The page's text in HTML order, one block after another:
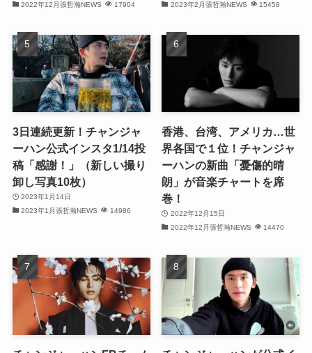
(32)
(29)
(32)
(32)
(29)
(31)
(32)
2022年12月張哲瀚NEWS
17904
2023年2月張哲瀚NEWS
15458
3日連続更新！チャンジャ
ーハン公式インスタ1/14投
稿「感謝！」（新しい撮り
卸し写真10枚）
2023年1月14日
2023年1月張哲瀚NEWS
14986
香港、台湾、アメリカ…世
界各国で１位！チャンジャ
ーハンの新曲「憂傷的晴
朗」が音楽チャートを席
巻！
2022年12月15日
2022年12月張哲瀚NEWS
14470